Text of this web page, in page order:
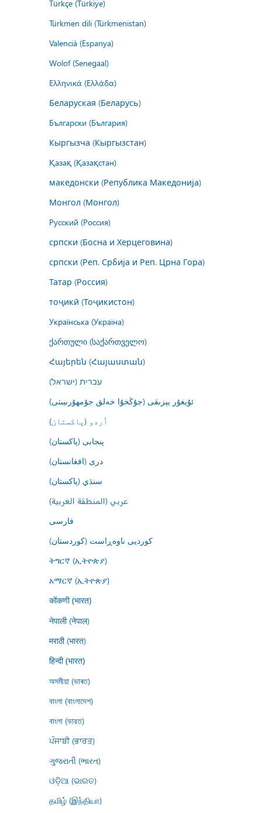
Türkçe (Türkiye)
Türkmen dili (Türkmenistan)
Valencià (Espanya)
Wolof (Senegaal)
Ελληνικά (Ελλάδα)
Беларуская (Беларусь)
Български (България)
Кыргызча (Кыргызстан)
Қазақ (Қазақстан)
македонски (Република Македонија)
Монгол (Монгол)
Русский (Россия)
српски (Босна и Херцеговина)
српски (Реп. Србија и Реп. Црна Гора)
Татар (Россия)
тоҷикӣ (Тоҷикистон)
Українська (Україна)
ქართული (საქართველო)
Հայերեն (Հայաստան)
עברית (ישראל)
ئۇيغۇر يېزىقى (جۇڭخۇا خەلق جۇمھۇرىيىتى)
اُردو (پاکستان)
پنجابی (پاکستان)
درى (افغانستان)
سنڌي (پاکستان)
عربي (المنطقة العربية)
فارسى
کوردیی ناوەڕاست (کوردستان)
ትግርኛ (ኢትዮጵያ)
አማርኛ (ኢትዮጵያ)
कोंकणी (भारत)
नेपाली (नेपाल)
मराठी (भारत)
हिन्दी (भारत)
অসমীয়া (ভাৰত)
বাংলা (বাংলাদেশ)
বাংলা (ভারত)
ਪੰਜਾਬੀ (ਭਾਰਤ)
ગુજરાતી (ભારત)
ଓଡ଼ିଆ (ଭାରତ)
தமிழ் (இந்தியா)